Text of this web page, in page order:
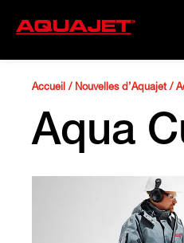
Accueil / Nouvelles d’Aquajet/
Aqua